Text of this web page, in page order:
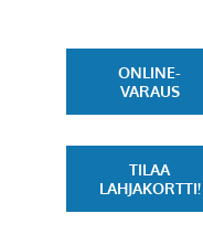
ONLINE-
VARAUS
TILAA
LAHJAKORTTI!